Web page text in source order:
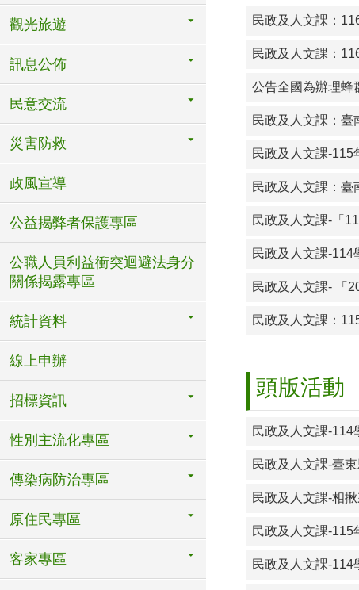
觀光旅遊
訊息公佈
民意交流
災害防救
政風宣導
公益揭弊者保護專區
公職人員利益衝突迴避法身分
關係揭露專區
統計資料
線上申辦
招標資訊
性別主流化專區
傳染病防治專區
原住民專區
客家專區
115-03-26 民
115-03-26 民
民政及人文課：
民政及人文課：
公告全國為辦理蜂
民政及人文課：
民政及人文課-
民政及人文課：臺
民政及人文課-「
民政及人文課-114
民政及人文課- 「
民政及人文課：
頭版活動
民政及人文課-臺
民政及人文課-相
民政及人文課-115
民政及人文課-114